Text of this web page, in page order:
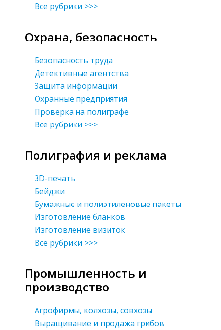
Все рубрики >>>
Охрана, безопасность
Безопасность труда
Детективные агентства
Защита информации
Охранные предприятия
Проверка на полиграфе
Все рубрики >>>
Полиграфия и реклама
3D-печать
Бейджи
Бумажные и полиэтиленовые пакеты
Изготовление бланков
Изготовление визиток
Все рубрики >>>
Промышленность и
производство
Агрофирмы, колхозы, совхозы
Выращивание и продажа грибов